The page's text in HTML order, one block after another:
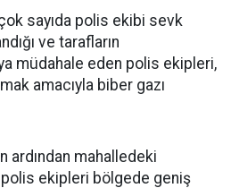
sayıda polis ekibi sevk
ve tarafların
müdahale eden polis ekipleri,
amacıyla biber gazı
ardından mahalledeki
polis ekipleri bölgede geniş